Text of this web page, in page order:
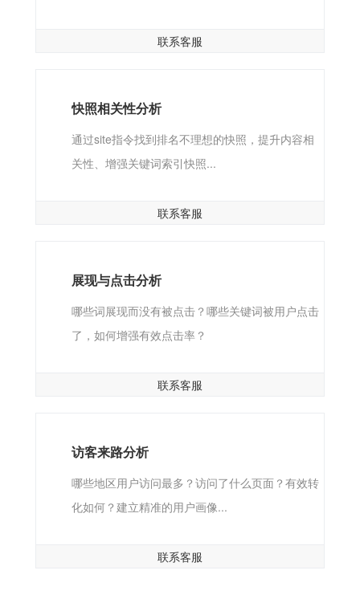
联系客服
快照相关性分析
通过site指令找到排名不理想的快照，提升内容相
关性、增强关键词索引快照...
联系客服
展现与点击分析
哪些词展现而没有被点击？哪些关键词被用户点击
了，如何增强有效点击率？
联系客服
访客来路分析
哪些地区用户访问最多？访问了什么页面？有效转
化如何？建立精准的用户画像...
联系客服